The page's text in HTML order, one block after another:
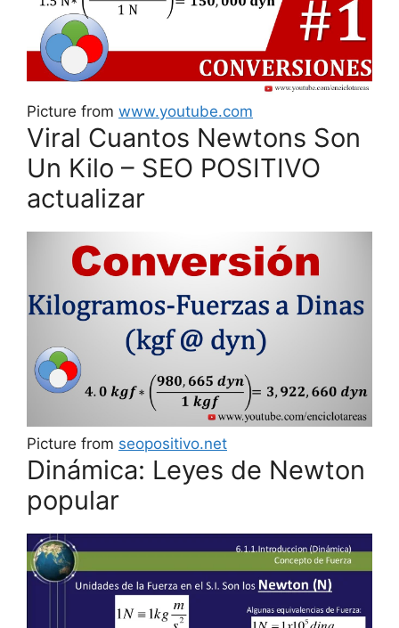
Picture from www.youtube.com
Viral Cuantos Newtons Son
Un Kilo – SEO POSITIVO
actualizar
Picture from seopositivo.net
Dinámica: Leyes de Newton
popular